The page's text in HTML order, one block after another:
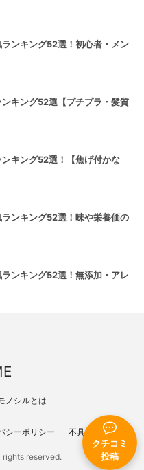
クチコミ
投稿
ンキング52選！初心者・メン
キング52選【プチプラ・髪質
キング52選！【焦げ付かな
ンキング52選！味や栄養価の
ランキング52選！無添加・アレ
ノシルとは
シーポリシー 不具合報告
reserved.